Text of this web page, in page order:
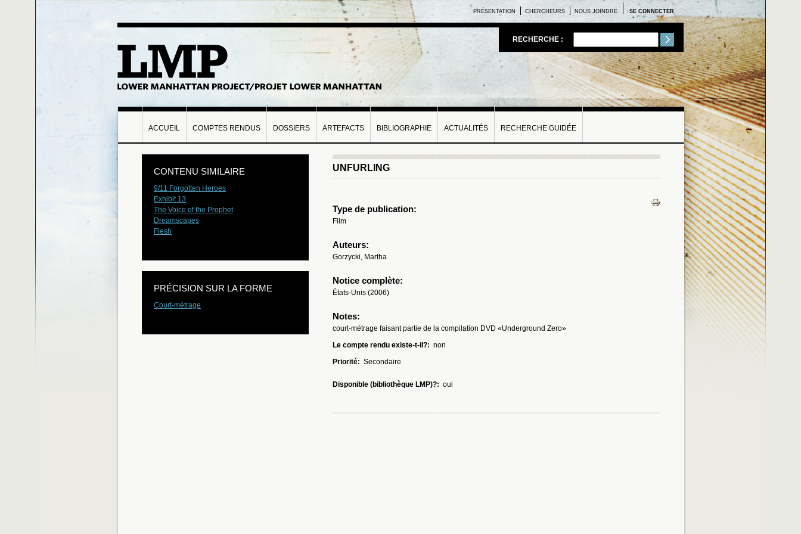
SE CONNECTER
PRÉSENTATION CHERCHEURS NOUS JOINDRE
RECHERCHE :
ACCUEIL COMPTES RENDUS DOSSIERS ARTEFACTS BIBLIOGRAPHIE ACTUALITÉS RECHERCHE GUIDÉE
UNFURLING
Type de publication:
Film
Auteurs:
Gorzycki, Martha
Notice complète:
États-Unis (2006)
Notes:
court-métrage faisant partie de la compilation DVD «Underground Zero»
Le compte rendu existe-t-il?: non
Priorité: Secondaire
Disponible (bibliothèque LMP)?: oui
CONTENU SIMILAIRE
9/11 Forgotten Heroes
Exhibit 13
The Voice of the Prophet
Dreamscapes
Flesh
PRÉCISION SUR LA FORME
Court-métrage